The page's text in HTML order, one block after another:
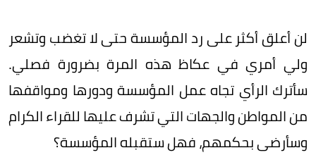
لن أعلق أكثر على رد المؤسسة حتى لا تغضب وتشعر
ولي أمري في عكاظ هذه المرة بضرورة فصلي.
سأترك الرأي تجاه عمل المؤسسة ودورها ومواقفها
من المواطن والجهات التي تشرف عليها للقراء الكرام
وسأرضى بحكمهم، فهل ستقبله المؤسسة؟